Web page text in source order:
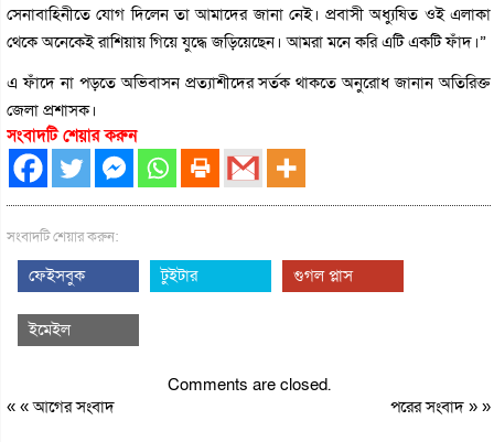
সেনাবাহিনীতে যোগ দিলেন তা আমাদের জানা নেই। প্রবাসী অধ্যুষিত ওই এলাকা
থেকে অনেকেই রাশিয়ায় গিয়ে যুদ্ধে জড়িয়েছেন। আমরা মনে করি এটি একটি ফাঁদ।”
এ ফাঁদে না পড়তে অভিবাসন প্রত্যাশীদের সর্তক থাকতে অনুরোধ জানান অতিরিক্ত
জেলা প্রশাসক।
সংবাদটি শেয়ার করুন
সংবাদটি শেয়ার করুন:
ফেইসবুক টুইটার গুগল প্লাস
ইমেইল
Comments are closed.
« «আগের সংবাদ পরের সংবাদ» »